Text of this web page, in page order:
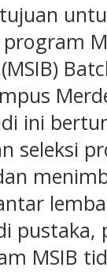
program
ini
seleksi
MSIB